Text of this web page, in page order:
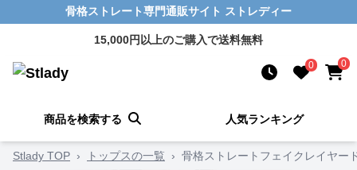
骨格ストレート専門通販サイト ストレディー
15,000円以上のご購入で送料無料
0 0
商品を検索する 人気ランキング
Stlady TOP › トップスの一覧 › 骨格ストレートフェイクレイヤー